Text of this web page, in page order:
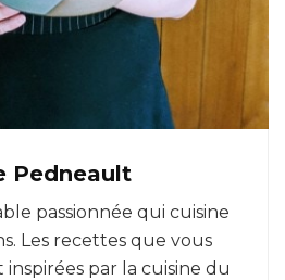
Pedneault
passionnée qui cuisine
Les recettes que vous
par la cuisine du